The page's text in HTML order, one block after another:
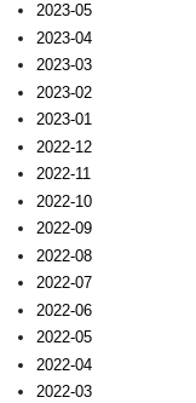
2023-05
2023-04
2023-03
2023-02
2023-01
2022-12
2022-11
2022-10
2022-09
2022-08
2022-07
2022-06
2022-05
2022-04
2022-03